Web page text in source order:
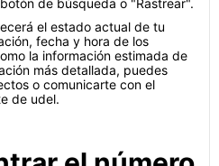
de búsqueda o "Rastrear".
el estado actual de tu
fecha y hora de los
la información estimada de
más detallada, puedes
o comunicarte con el
de udel.